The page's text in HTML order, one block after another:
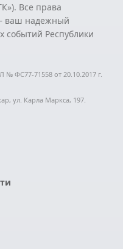
Все права
ваш надежный
событий Республики
№ ФС77-71558 от 20.10.2017 г.
ул. Карла Маркса, 197.